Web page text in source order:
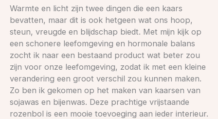
Warmte en licht zijn twee dingen die een kaars
bevatten, maar dit is ook hetgeen wat ons hoop,
steun, vreugde en blijdschap biedt. Met mijn kijk op
een schonere leefomgeving en hormonale balans
zocht ik naar een bestaand product wat beter zou
zijn voor onze leefomgeving, zodat ik met een kleine
verandering een groot verschil zou kunnen maken.
Zo ben ik gekomen op het maken van kaarsen van
sojawas en bijenwas. Deze prachtige vrijstaande
rozenbol is een mooie toevoeging aan ieder interieur.